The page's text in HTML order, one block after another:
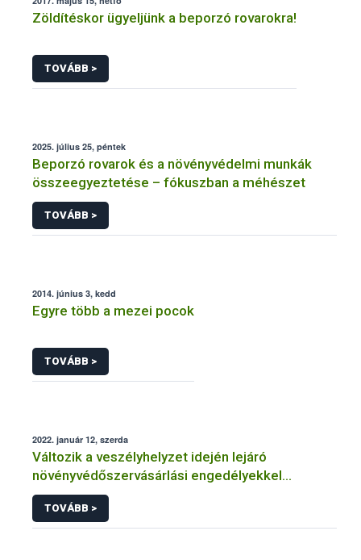
Zöldítéskor ügyeljünk a beporzó rovarokra!
TOVÁBB >
2025. július 25, péntek
Beporzó rovarok és a növényvédelmi munkák
összeegyeztetése – fókuszban a méhészet
TOVÁBB >
2014. június 3, kedd
Egyre több a mezei pocok
TOVÁBB >
2022. január 12, szerda
Változik a veszélyhelyzet idején lejáró
növényvédőszervásárlási engedélyekkel
kapcsolatos szabályozás
TOVÁBB >